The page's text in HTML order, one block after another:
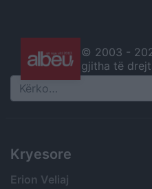
© 2003 -
gjitha të
Search
Kryesore
Erion Veliaj